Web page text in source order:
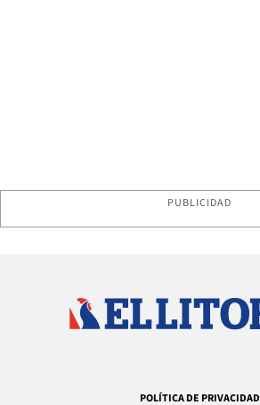
PUBLICIDAD
POLÍTICA DE PRIVACIDAD